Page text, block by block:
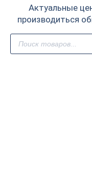
Актуальные
производиться
Поиск
товаров